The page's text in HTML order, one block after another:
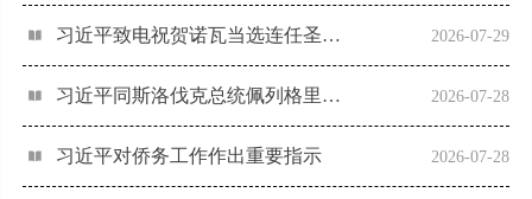
习近平致电祝贺诺瓦当选连任圣多美和普林西比总统 2026-07-29
习近平同斯洛伐克总统佩列格里尼会谈 2026-07-28
习近平对侨务工作作出重要指示 2026-07-28